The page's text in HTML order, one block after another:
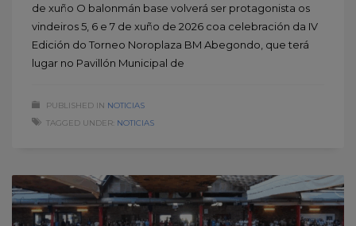
de xuño O balonmán base volverá ser protagonista os
vindeiros 5, 6 e 7 de xuño de 2026 coa celebración da IV
Edición do Torneo Noroplaza BM Abegondo, que terá
lugar no Pavillón Municipal de
PUBLISHED IN NOTICIAS
TAGGED UNDER: NOTICIAS